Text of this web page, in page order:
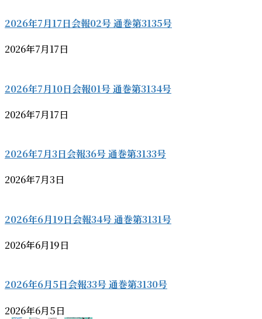
2026年7月17日会報02号 通巻第3135号
2026年7月17日
2026年7月10日会報01号 通巻第3134号
2026年7月17日
2026年7月3日会報36号 通巻第3133号
2026年7月3日
2026年6月19日会報34号 通巻第3131号
2026年6月19日
2026年6月5日会報33号 通巻第3130号
2026年6月5日